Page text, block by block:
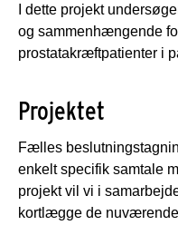
I dette projekt
og sammenhængende
prostatakræftpatienter i
Projektet
Fælles
enkelt specifik samtale
projekt vil vi i
kortlægge de